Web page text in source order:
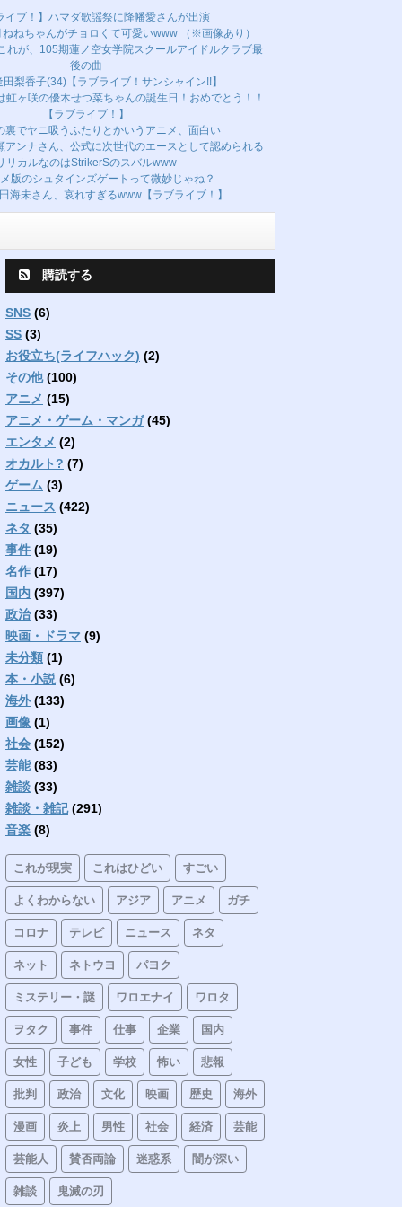
イブ！】ハマダ歌謡祭に降幡愛さんが出演
ねちゃんがチョロくて可愛いwww （※画像あり）
れが、105期蓮ノ空女学院スクールアイドルクラブ最
後の曲
梨香子(34)【ラブライブ！サンシャイン!!】
虹ヶ咲の優木せつ菜ちゃんの誕生日！おめでとう！！
【ラブライブ！】
裏でヤニ吸うふたりとかいうアニメ、面白い
アンナさん、公式に次世代のエースとして認められる
リカルなのはStrikerSのスバルwww
版のシュタインズゲートって微妙じゃね？
海未さん、哀れすぎるwww【ラブライブ！】
購読する
SNS (6)
SS (3)
お役立ち(ライフハック) (2)
その他(100)
アニメ (15)
アニメ・ゲーム・マンガ(45)
エンタメ (2)
オカルト? (7)
ゲーム (3)
ニュース (422)
ネタ (35)
事件 (19)
名作 (17)
国内 (397)
政治(33)
映画・ドラマ (9)
未分類 (1)
本・小説 (6)
海外(133)
画像 (1)
社会 (152)
芸能(83)
雑談 (33)
雑談・雑記(291)
音楽 (8)
これが現実 これはひどい すごい
よくわからない アジア アニメ ガチ
コロナ テレビ ニュース ネタ
ネット ネトウヨ パヨク
ミステリー・謎 ワロエナイ ワロタ
ヲタク 事件 仕事 企業 国内
女性 子ども 学校 怖い 悲報
批判 政治 文化 映画 歴史 海外
漫画 炎上 男性 社会 経済 芸能
芸能人 賛否両論 迷惑系 闇が深い
雑談 鬼滅の刃